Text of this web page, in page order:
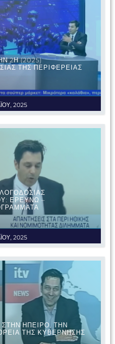
2025
2Η (2025)
ΤΗΣ ΠΕΡΙΦΕΡΕΙΑΣ
2025
ΕΡΕΥΝΩ –
ΗΠΕΙΡΟ, ΤΗΝ
ΤΗΣ ΚΥΒΕΡΝΗΣΗΣ